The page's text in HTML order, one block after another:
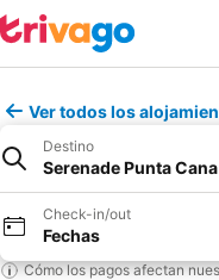
Ver todos los
Destino
Serenade Punta
Check-in/out
Fechas
Cómo los pagos afectan